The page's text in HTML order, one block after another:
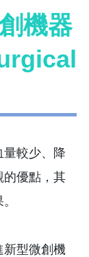
機器
較少、降
的優點，其
型微創機